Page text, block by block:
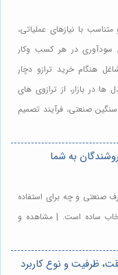
با نیازهای عملیاتی،
سودآوری در هر کسب وکار
هنگام خرید ترازو دچار
در بازار، از ترازوی های
صنعتی، فرآیند تصمیم
فروشندگان به شما
صنعتی و چه برای استفاده
ساده است. | مشاهده و
ظرفیت و نوع کاربرد